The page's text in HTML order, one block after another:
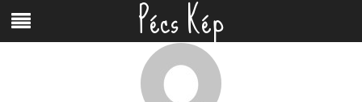
content
Menu Pécs Kép